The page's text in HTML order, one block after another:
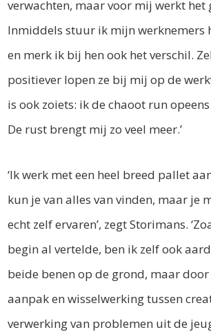
verwachten, maar voor mij werkt het
Inmiddels stuur ik mijn werknemers
en merk ik bij hen ook het verschil.
positiever lopen ze bij mij op de
is ook zoiets: ik de chaoot run
De rust brengt mij zo veel meer.’
‘Ik werk met een heel breed pallet
kun je van alles van vinden, maar je
echt zelf ervaren’, zegt Storimans.
begin al vertelde, ben ik zelf ook
beide benen op de grond, maar
aanpak en wisselwerking tussen
verwerking van problemen uit de